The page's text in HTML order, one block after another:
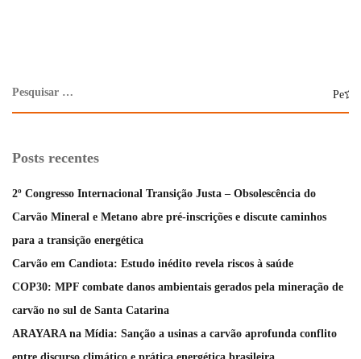
Posts recentes
2º Congresso Internacional Transição Justa – Obsolescência do
Carvão Mineral e Metano abre pré-inscrições e discute caminhos
para a transição energética
Carvão em Candiota: Estudo inédito revela riscos à saúde
COP30: MPF combate danos ambientais gerados pela mineração de
carvão no sul de Santa Catarina
ARAYARA na Mídia: Sanção a usinas a carvão aprofunda conflito